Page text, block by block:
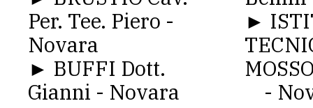
Per. Tee. Piero -
Novara
► BUFFI Dott.
Gianni - Novara
►
-